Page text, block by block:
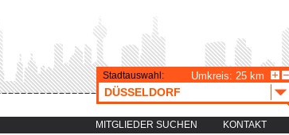
MITGLIEDER SUCHEN KONTAKT
Stadtauswahl: Umkreis: 25 km
DÜSSELDORF